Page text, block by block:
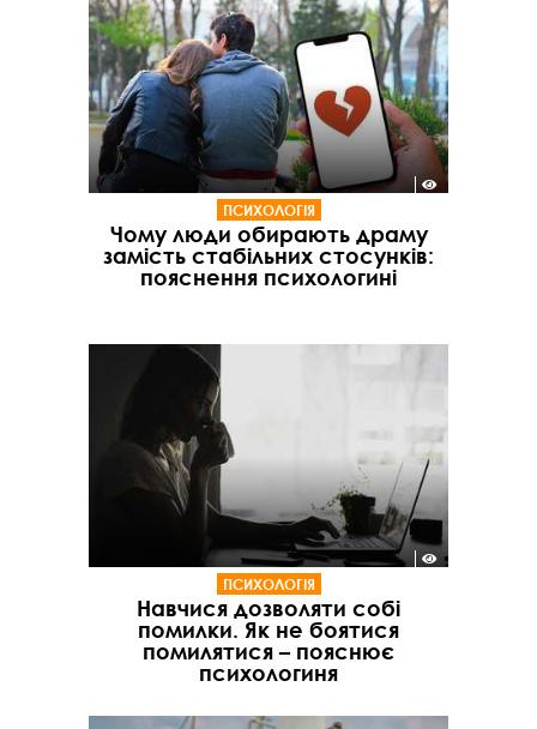
ПСИХОЛОГІЯ
Чому люди обирають драму
замість стабільних стосунків:
пояснення психологині
ПСИХОЛОГІЯ
Навчися дозволяти собі
помилки. Як не боятися
помилятися – пояснює
психологиня